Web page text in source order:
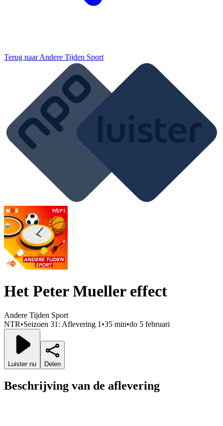
Terug naarAndere Tijden Sport
Het Peter Mueller effect
Andere Tijden Sport
NTR•Seizoen 31: Aflevering 1•35 min•do 5 februari
Luister nu Delen
Beschrijving van de aflevering